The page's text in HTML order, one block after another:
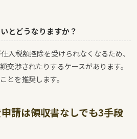
とどうなりますか？
入税額控除を受けられなくなるため、
交渉されたりするケースがあります。
とを推奨します。
請は領収書なしでも3手段